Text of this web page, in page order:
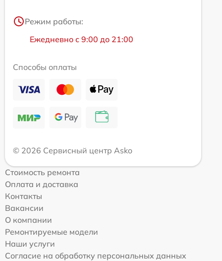
Режим работы:
Ежедневно с 9:00 до 21:00
Способы оплаты
© 2026 Сервисный центр Asko
Стоимость ремонта
Оплата и доставка
Контакты
Вакансии
О компании
Ремонтируемые модели
Наши услуги
Согласие на обработку персональных данных